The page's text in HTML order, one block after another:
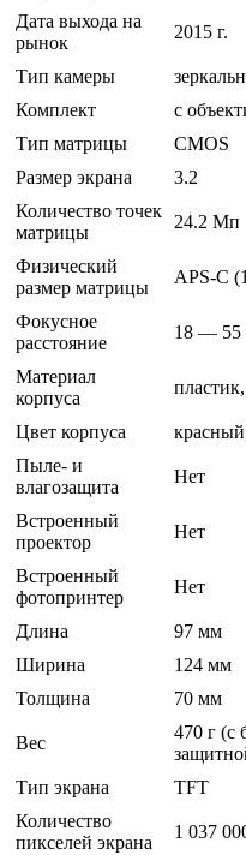
Дата выхода на
рынок
2015 г.
Тип камеры
Комплект
с
Тип матрицы
CMOS
Размер экрана
3.2
Количество точек
матрицы
24.2 Мп
Физический
размер матрицы
APS-C
Фокусное
расстояние
18 — 55
Материал
корпуса
Цвет корпуса
Пыле- и
влагозащита
Нет
Встроенный
проектор
Нет
Встроенный
фотопринтер
Нет
Длина
97 мм
Ширина
124 мм
Толщина
70 мм
Вес
470 г (с
Тип экрана
TFT
Количество
пикселей экрана
1 037